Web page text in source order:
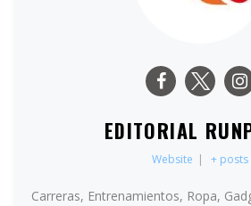
EDITORIAL
Website | + posts
Carreras, Entrenamientos, Ropa,